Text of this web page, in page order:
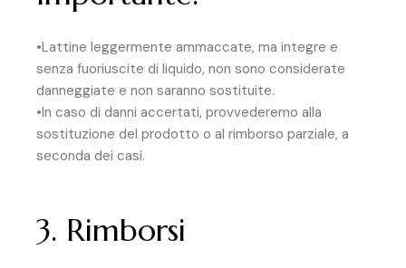
•Lattine leggermente ammaccate, ma integre e
senza fuoriuscite di liquido, non sono considerate
danneggiate e non saranno sostituite.
•In caso di danni accertati, provvederemo alla
sostituzione del prodotto o al rimborso parziale, a
seconda dei casi.
3. Rimborsi